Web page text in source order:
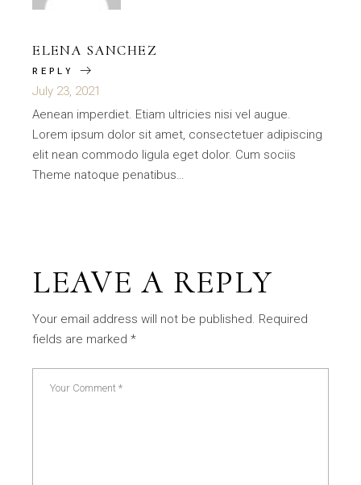
ELENA SANCHEZ
REPLY
July 23, 2021
Aenean imperdiet. Etiam ultricies nisi vel augue.
Lorem ipsum dolor sit amet, consectetuer adipiscing
elit nean commodo ligula eget dolor. Cum sociis
Theme natoque penatibus…
LEAVE A REPLY
Your email address will not be published. Required
fields are marked*